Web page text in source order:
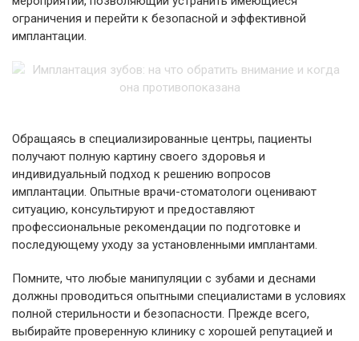
ограничения и перейти к безопасной и эффективной
имплантации.
Обращаясь в специализированные центры, пациенты
получают полную картину своего здоровья и
индивидуальный подход к решению вопросов
имплантации. Опытные врачи-стоматологи оценивают
ситуацию, консультируют и предоставляют
профессиональные рекомендации по подготовке и
последующему уходу за установленными имплантами.
Помните, что любые манипуляции с зубами и деснами
должны проводиться опытными специалистами в условиях
полной стерильности и безопасности. Прежде всего,
выбирайте проверенную клинику с хорошей репутацией и